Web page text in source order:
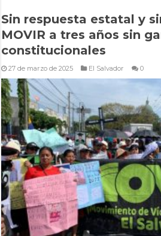
Sin respuesta estatal y
MOVIR a tres años sin
constitucionales
27 de marzo de 2025 El Salvador 0